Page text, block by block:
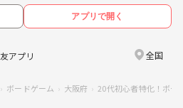
アプリで開く
アプリ 全国
ボードゲーム 大阪府 20代初心者特化！ボー